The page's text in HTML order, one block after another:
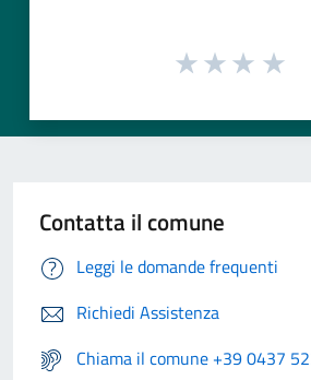
Contatta il comune
Leggi le domande frequenti
Richiedi Assistenza
Chiama il comune +39 0437